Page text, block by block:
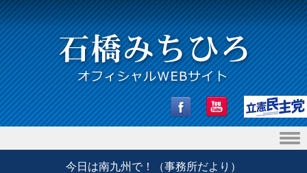
今日は南九州で！（事務所だより）